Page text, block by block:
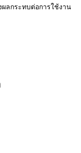
ลกระทบต่อการใช้งาน